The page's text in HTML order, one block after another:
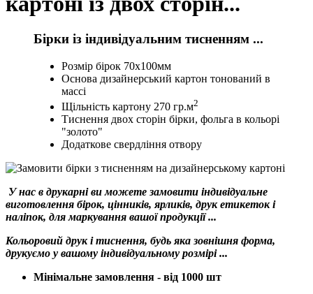
Бірки із індивідуальним тисненням ...
Розмір бірок 70х100мм
Основа дизайнерський картон тонований в
массі
Щільність картону 270 гр.м2
Тиснення двох сторін бірки, фольга в кольорі
"золото"
Додаткове свердління отвору
У нас в друкарні ви можете замовити індивідуальне
виготовлення бірок, цінників, ярликів, друк етикеток і
наліпок, для маркування вашої продукції ...
Кольоровий друк і тиснення, будь яка зовнішня форма,
друкуємо у вашому індивідуальному розмірі ...
Мінімальне замовлення - від 1000 шт